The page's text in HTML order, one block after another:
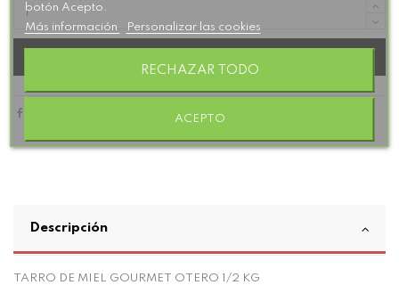
Descripción
TARRO DE MIEL GOURMET OTERO 1/2 KG
botón Acepto.
Más información
Personalizar las cookies
RECHAZAR TODO
ACEPTO